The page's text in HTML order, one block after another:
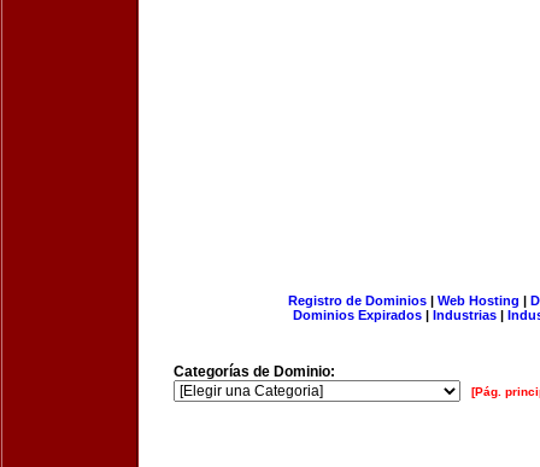
Registro de Dominios| Web Hosting |
Dominios Expirados | Industrias |
Categorías de Dominio:
[Pág.